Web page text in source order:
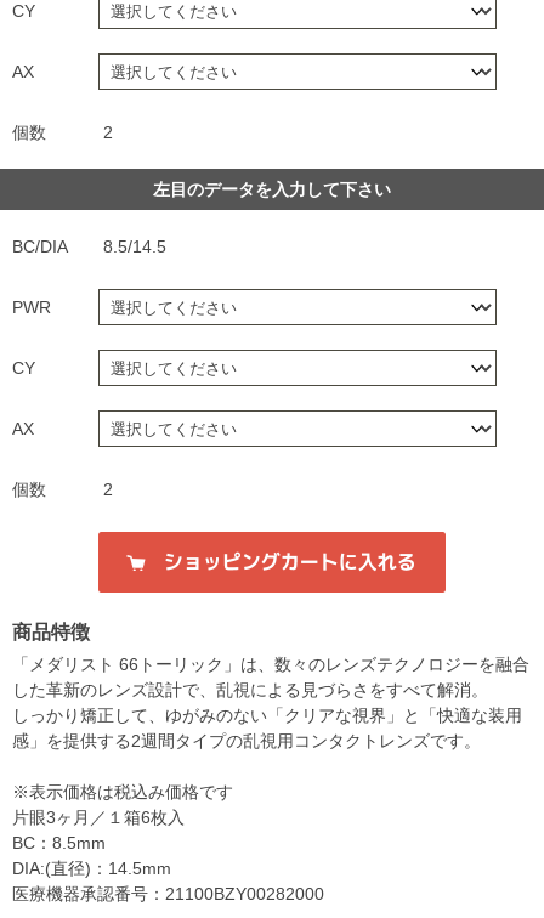
CY
AX
個数 2
左目のデータを入力して下さい
BC/DIA 8.5/14.5
PWR
CY
AX
個数 2
商品特徴
「メダリスト 66トーリック」は、数々のレンズテクノロジーを融合
した革新のレンズ設計で、乱視による見づらさをすべて解消。
しっかり矯正して、ゆがみのない「クリアな視界」と「快適な装用
感」を提供する2週間タイプの乱視用コンタクトレンズです。
※表示価格は税込み価格です
片眼3ヶ月／１箱6枚入
BC：8.5mm
DIA:(直径)：14.5mm
医療機器承認番号：21100BZY00282000